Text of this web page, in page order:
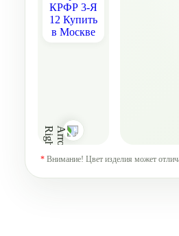
* Внимание! Цвет изделия может